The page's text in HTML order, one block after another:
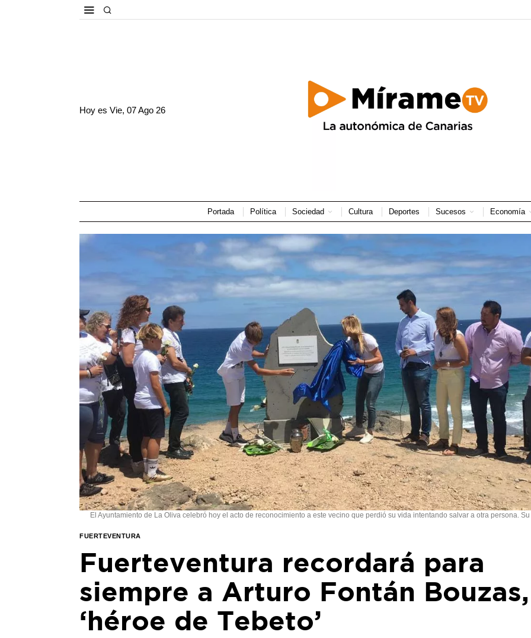
Hoy esVie, 07 Ago 26
Portada Política Sociedad Cultura Deportes Sucesos Economía
El Ayuntamiento de La Oliva celebró hoy el acto de reconocimiento a este vecino que perdió su vida intentando salvar a otra persona.
FUERTEVENTURA
Fuerteventura recordará para
siempre a Arturo Fontán Bouzas,
‘héroe de Tebeto’